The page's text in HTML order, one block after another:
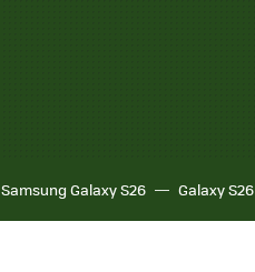
Samsung Galaxy S26 Galaxy S26